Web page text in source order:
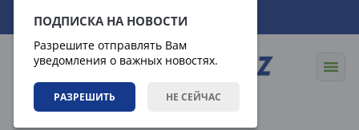
ПОДПИСКА НА НОВОСТИ
Разрешите отправлять Вам
уведомления о важных новостях.
РАЗРЕШИТЬ НЕ СЕЙЧАС
06.08.2026 23:33:43